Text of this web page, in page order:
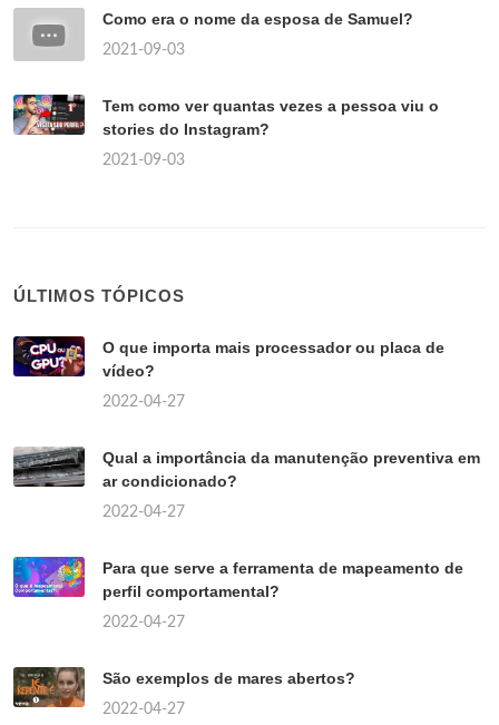
Como era o nome da esposa de Samuel?
2021-09-03
Tem como ver quantas vezes a pessoa viu o
stories do Instagram?
2021-09-03
ÚLTIMOS TÓPICOS
O que importa mais processador ou placa de
vídeo?
2022-04-27
Qual a importância da manutenção preventiva em
ar condicionado?
2022-04-27
Para que serve a ferramenta de mapeamento de
perfil comportamental?
2022-04-27
São exemplos de mares abertos?
2022-04-27